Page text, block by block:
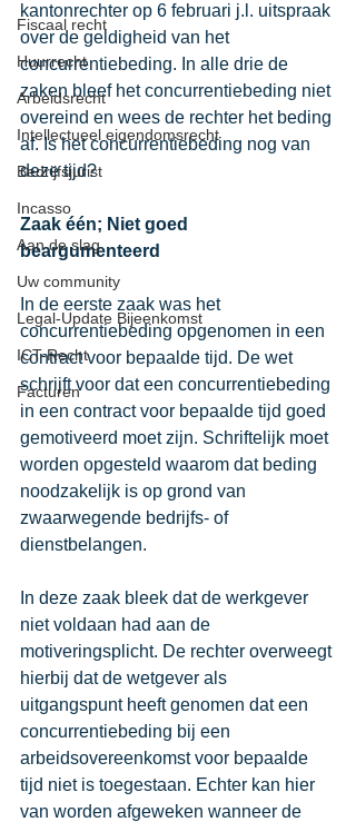
Fiscaal recht
Huurrecht
Arbeidsrecht
Intellectueel eigendomsrecht
Bedrijfsjurist
Incasso
Aan de slag
Uw community
Legal-Update Bijeenkomst
ICT-Recht
Facturen
kantonrechter op 6 februari j.l. uitspraak
over de geldigheid van het
concurrentiebeding. In alle drie de
zaken bleef het concurrentiebeding niet
overeind en wees de rechter het beding
af. Is het concurrentiebeding nog van
deze tijd?
Zaak één; Niet goed
beargumenteerd
In de eerste zaak was het
concurrentiebeding opgenomen in een
contract voor bepaalde tijd. De wet
schrijft voor dat een concurrentiebeding
in een contract voor bepaalde tijd goed
gemotiveerd moet zijn. Schriftelijk moet
worden opgesteld waarom dat beding
noodzakelijk is op grond van
zwaarwegende bedrijfs- of
dienstbelangen.
In deze zaak bleek dat de werkgever
niet voldaan had aan de
motiveringsplicht. De rechter overweegt
hierbij dat de wetgever als
uitgangspunt heeft genomen dat een
concurrentiebeding bij een
arbeidsovereenkomst voor bepaalde
tijd niet is toegestaan. Echter kan hier
van worden afgeweken wanneer de